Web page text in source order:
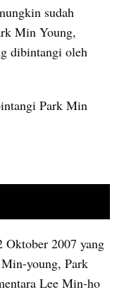
sudah
Min Young,
dibintangi oleh
Park Min
Oktober 2007 yang
young, Park
Lee Min-ho